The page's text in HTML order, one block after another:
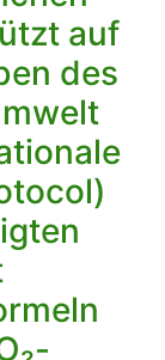
auf
des